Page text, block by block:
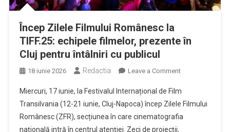
Încep Zilele Filmului Românesc la
TIFF.25: echipele filmelor, prezente în
Cluj pentru întâlniri cu publicul
18 iunie 2026 Redactia Leave a Commenton
Zilele
Filmului
Românesc
Miercuri, 17 iunie, la Festivalul Internațional de Film
Transilvania (12-21 iunie, Cluj-Napoca) încep Zilele Filmului
Românesc (ZFR), secțiunea în care cinematografia
națională intră în centrul atenției. Zeci de proiecții,